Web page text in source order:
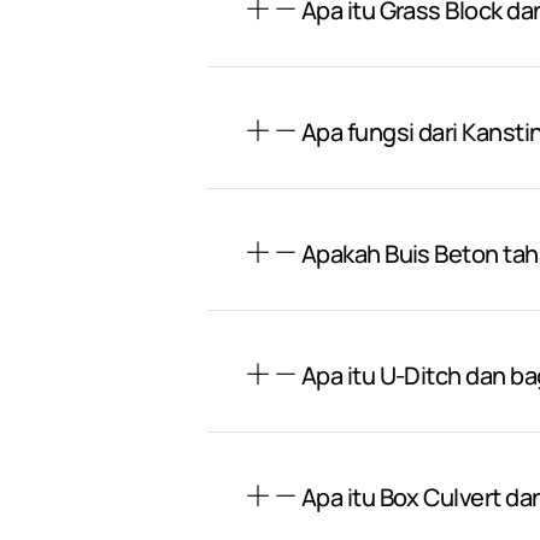
Apa itu Grass Block
Apa fungsi dari
Apakah Buis Beton
Apa itu U-Ditch dan
Apa itu Box Culvert